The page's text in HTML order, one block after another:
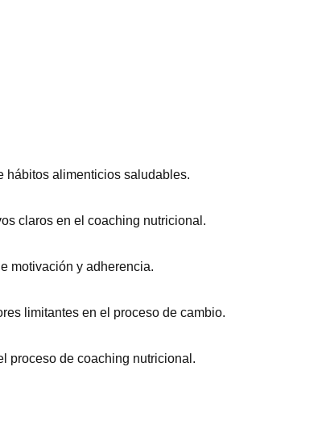
hábitos alimenticios saludables.
claros en el coaching nutricional.
motivación y adherencia.
limitantes en el proceso de cambio.
proceso de coaching nutricional.